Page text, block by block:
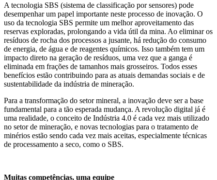
A tecnologia SBS (sistema de classificação por sensores) pode
desempenhar um papel importante neste processo de inovação. O
uso da tecnologia SBS permite um melhor aproveitamento das
reservas exploradas, prolongando a vida útil da mina. Ao eliminar os
resíduos de rocha dos processos a jusante, há redução do consumo
de energia, de água e de reagentes químicos. Isso também tem um
impacto direto na geração de resíduos, uma vez que a ganga é
eliminada em frações de tamanhos mais grosseiros. Todos esses
benefícios estão contribuindo para as atuais demandas sociais e de
sustentabilidade da indústria de mineração.
Para a transformação do setor mineral, a inovação deve ser a base
fundamental para a tão esperada mudança. A revolução digital já é
uma realidade, o conceito de Indústria 4.0 é cada vez mais utilizado
no setor de mineração, e novas tecnologias para o tratamento de
minérios estão sendo cada vez mais aceitas, especialmente técnicas
de processamento a seco, como o SBS.
Muitas competências, uma equipe